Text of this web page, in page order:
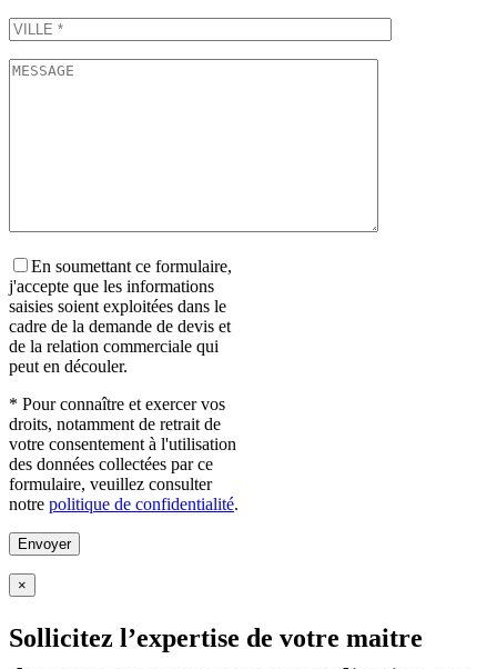
En soumettant ce formulaire,
j'accepte que les informations
saisies soient exploitées dans le
cadre de la demande de devis et
de la relation commerciale qui
peut en découler.
* Pour connaître et exercer vos
droits, notamment de retrait de
votre consentement à l'utilisation
des données collectées par ce
formulaire, veuillez consulter
notre politique de confidentialité.
×
Sollicitez l’expertise de votre maitre